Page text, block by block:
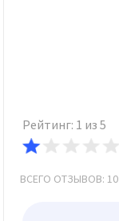
Рейтинг: 1 из 5
ВСЕГО ОТЗЫВОВ: 10